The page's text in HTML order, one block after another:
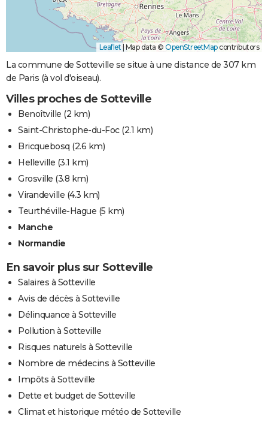
Leaflet Map data © OpenStreetMapcontributors
La commune de Sotteville se situe à une distance de 307 km
de Paris (à vol d'oiseau).
Villes proches de Sotteville
Benoîtville (2 km)
Saint-Christophe-du-Foc(2.1 km)
Bricquebosq (2.6 km)
Helleville (3.1 km)
Grosville (3.8 km)
Virandeville (4.3 km)
Teurthéville-Hague (5 km)
Manche
Normandie
En savoir plus sur Sotteville
Salaires à Sotteville
Avis de décès à Sotteville
Délinquance à Sotteville
Pollution à Sotteville
Risques naturels à Sotteville
Nombre de médecins à Sotteville
Impôts à Sotteville
Dette et budget de Sotteville
Climat et historique météo de Sotteville